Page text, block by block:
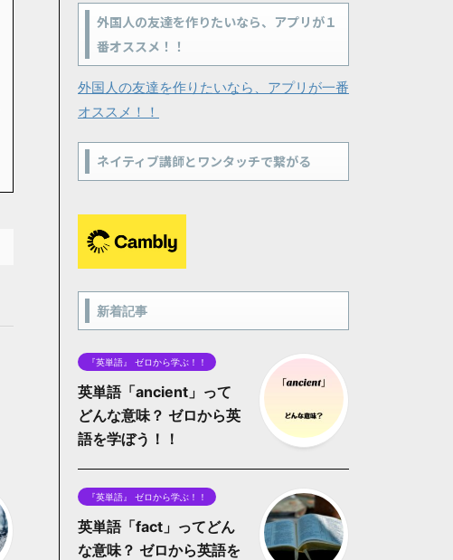
外国人の友達を作りたいなら、アプリが１
番オススメ！！
外国人の友達を作りたいなら、アプリが一番
オススメ！！
ネイティブ講師とワンタッチで繋がる
新着記事
『英単語』 ゼロから学ぶ！！
英単語「ancient」って
どんな意味？ ゼロから英
語を学ぼう！！
『英単語』 ゼロから学ぶ！！
英単語「fact」ってどん
な意味？ ゼロから英語を